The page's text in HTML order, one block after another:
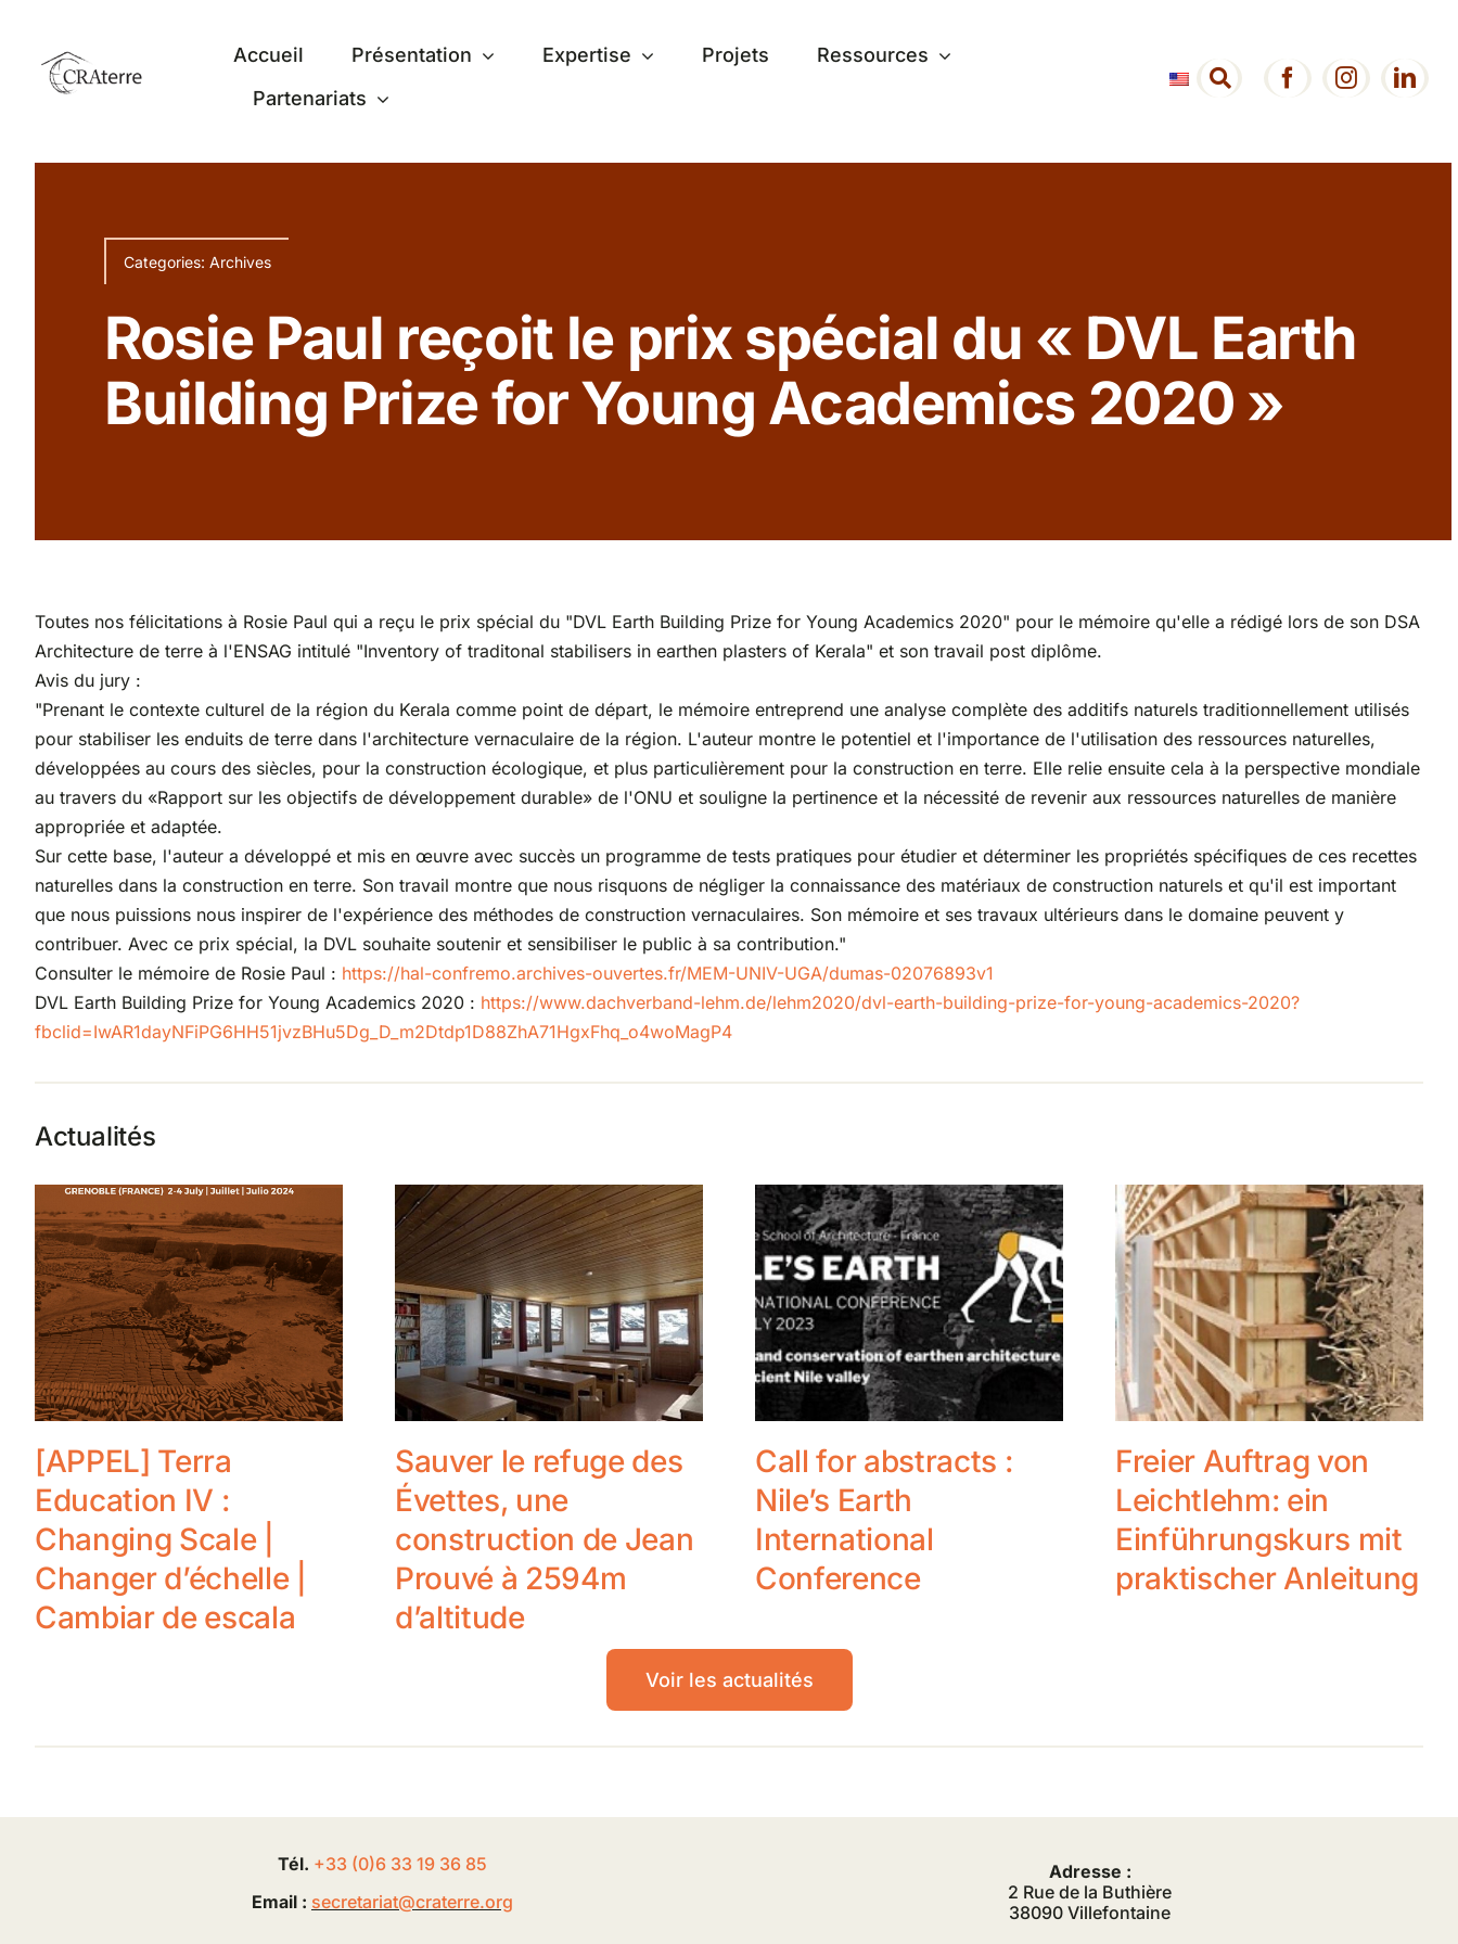
contenu
Accueil Présentation Expertise Projets
Ressources
Partenariats
Categories: Archives
Rosie Paul reçoit le prix spécial du « DVL Earth
Building Prize for Young Academics 2020 »
Toutes nos félicitations à Rosie Paul qui a reçu le prix spécial du "DVL Earth Building Prize for Young Academics 2020" pour le mémoire qu'elle a rédigé lors de son DSA
Architecture de terre à l'ENSAG intitulé "Inventory of traditonal stabilisers in earthen plasters of Kerala" et son travail post diplôme.
Avis du jury :
"Prenant le contexte culturel de la région du Kerala comme point de départ, le mémoire entreprend une analyse complète des additifs naturels traditionnellement utilisés
pour stabiliser les enduits de terre dans l'architecture vernaculaire de la région. L'auteur montre le potentiel et l'importance de l'utilisation des ressources naturelles,
développées au cours des siècles, pour la construction écologique, et plus particulièrement pour la construction en terre. Elle relie ensuite cela à la perspective mondiale
au travers du «Rapport sur les objectifs de développement durable» de l'ONU et souligne la pertinence et la nécessité de revenir aux ressources naturelles de manière
appropriée et adaptée.
Sur cette base, l'auteur a développé et mis en œuvre avec succès un programme de tests pratiques pour étudier et déterminer les propriétés spécifiques de ces recettes
naturelles dans la construction en terre. Son travail montre que nous risquons de négliger la connaissance des matériaux de construction naturels et qu'il est important
que nous puissions nous inspirer de l'expérience des méthodes de construction vernaculaires. Son mémoire et ses travaux ultérieurs dans le domaine peuvent y
contribuer. Avec ce prix spécial, la DVL souhaite soutenir et sensibiliser le public à sa contribution."
Consulter le mémoire de Rosie Paul : https://hal-confremo.archives-ouvertes.fr/MEM-UNIV-UGA/dumas-02076893v1
DVL Earth Building Prize for Young Academics 2020 : https://www.dachverband-lehm.de/lehm2020/dvl-earth-building-prize-for-young-academics-2020?
fbclid=IwAR1dayNFiPG6HH51jvzBHu5Dg_D_m2Dtdp1D88ZhA71HgxFhq_o4woMagP4
Actualités
[APPEL] Terra
Education IV :
Changing Scale |
Changer d’échelle |
Cambiar de escala
Sauver le refuge des
Évettes, une
construction de Jean
Prouvé à 2594m
d’altitude
Call for abstracts :
Nile’s Earth
International
Conference
Freier Auftrag von
Leichtlehm: ein
Einführungskurs mit
praktischer Anleitung
Voir les actualités
Tél. +33 (0)6 33 19 36 85
Email : secretariat@craterre.org
Adresse :
2 Rue de la Buthière
38090 Villefontaine